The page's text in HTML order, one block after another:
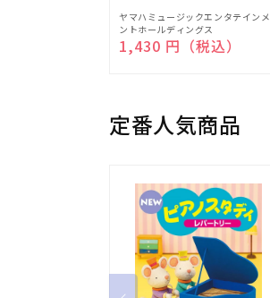
販
売
元:
ヤマハミュージックエンタテインメ
ントホールディングス
通常価格
1,430 円（税込）
定番人気商品